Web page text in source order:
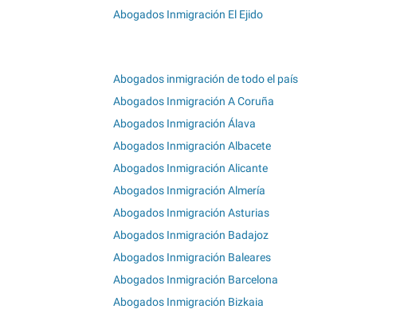
Abogados Inmigración El Ejido
Abogados inmigración de todo el país
Abogados Inmigración A Coruña
Abogados Inmigración Álava
Abogados Inmigración Albacete
Abogados Inmigración Alicante
Abogados Inmigración Almería
Abogados Inmigración Asturias
Abogados Inmigración Badajoz
Abogados Inmigración Baleares
Abogados Inmigración Barcelona
Abogados Inmigración Bizkaia